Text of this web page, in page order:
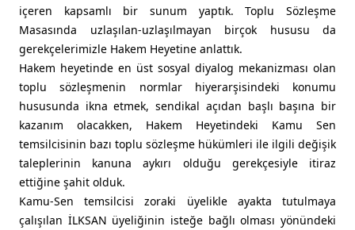
içeren kapsamlı bir sunum yaptık. Toplu Sözleşme
Masasında uzlaşılan-uzlaşılmayan birçok hususu da
gerekçelerimizle Hakem Heyetine anlattık.
Hakem heyetinde en üst sosyal diyalog mekanizması olan
toplu sözleşmenin normlar hiyerarşisindeki konumu
hususunda ikna etmek, sendikal açıdan başlı başına bir
kazanım olacakken, Hakem Heyetindeki Kamu Sen
temsilcisinin bazı toplu sözleşme hükümleri ile ilgili değişik
taleplerinin kanuna aykırı olduğu gerekçesiyle itiraz
ettiğine şahit olduk.
Kamu-Sen temsilcisi zoraki üyelikle ayakta tutulmaya
çalışılan İLKSAN üyeliğinin isteğe bağlı olması yönündeki